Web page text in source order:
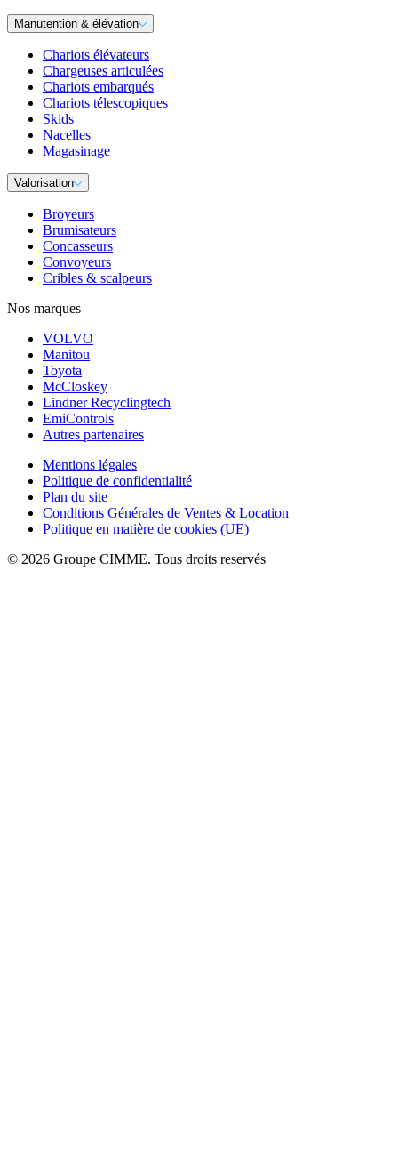
Manutention & élévation
Chariots élévateurs
Chargeuses articulées
Chariots embarqués
Chariots télescopiques
Skids
Nacelles
Magasinage
Valorisation
Broyeurs
Brumisateurs
Concasseurs
Convoyeurs
Cribles & scalpeurs
Nos marques
VOLVO
Manitou
Toyota
McCloskey
Lindner Recyclingtech
EmiControls
Autres partenaires
Mentions légales
Politique de confidentialité
Plan du site
Conditions Générales de Ventes & Location
Politique en matière de cookies (UE)
© 2026 Groupe CIMME. Tous droits reservés